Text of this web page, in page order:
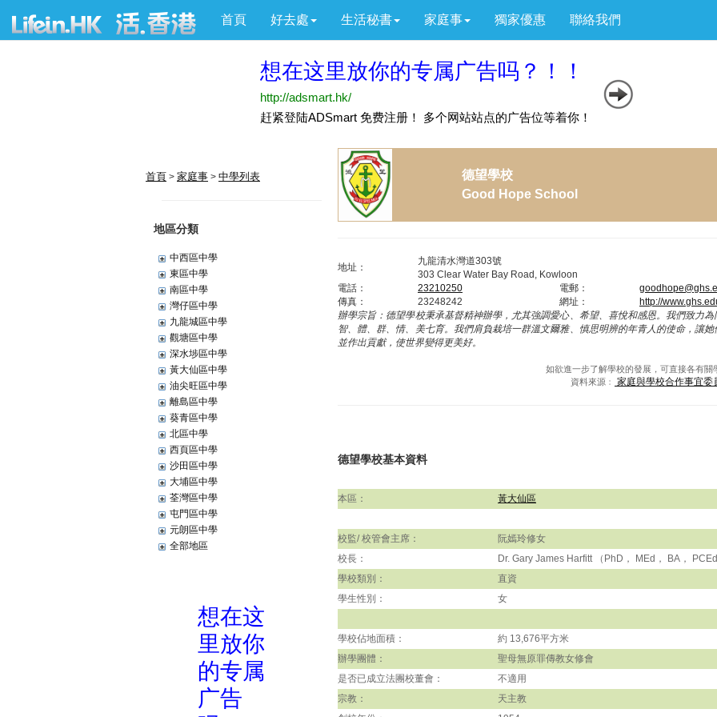
首頁 好去處 生活秘書 家庭事 獨家優惠 聯絡我們
首頁 > 家庭事 > 中學列表
地區分類
中西區中學
東區中學
南區中學
灣仔區中學
九龍城區中學
觀塘區中學
深水埗區中學
黃大仙區中學
油尖旺區中學
離島區中學
葵青區中學
北區中學
西頁區中學
沙田區中學
大埔區中學
荃灣區中學
屯門區中學
元朗區中學
全部地區
德望學校
Good Hope School
地址：
九龍清水灣道303號
303 Clear Water Bay Road, Kowloon
電話：
23210250 電郵：
傳真：
23248242 網址：
http://
辦學宗旨： 德望學校秉承基督精神辦學，尤其強調愛心、希望、喜悅和感恩。我們致力
智、體、群、情、美七育。我們肩負栽培一群溫文爾雅、慎思明辨的年青人的使命，讓
並作出貢獻，使世界變得更美好。
如欲進一步了解學校的發展，可直接各有關
資料來源﹕
家庭與學校合作事宜委
德望學校基本資料
本區： 黃大仙區
校監/ 校管會主席：
阮嫣玲修女
校長：
Dr. Gary James Harfitt （PhD， MEd， BA， PCEd
學校類別：
直資
學生性別：
女
學校佔地面積：
約 13,676平方米
辦學團體：
聖母無原罪傳教女修會
是否已成立法團校董會：
不適用
宗教：
天主教